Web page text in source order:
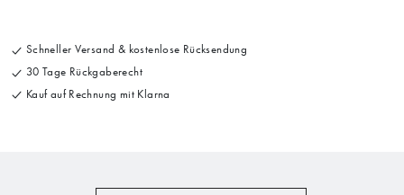
Schneller Versand & kostenlose Rücksendung
30 Tage Rückgaberecht
Kauf auf Rechnung mit Klarna